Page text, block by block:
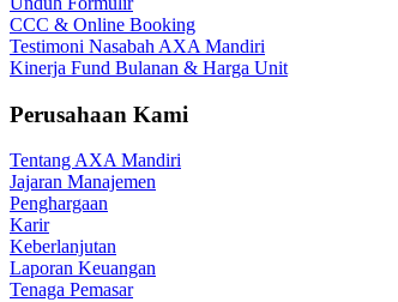
CCC & Online Booking
Testimoni Nasabah AXA Mandiri
Kinerja Fund Bulanan & Harga Unit
Perusahaan Kami
Tentang AXA Mandiri
Jajaran Manajemen
Penghargaan
Karir
Keberlanjutan
Laporan Keuangan
Tenaga Pemasar